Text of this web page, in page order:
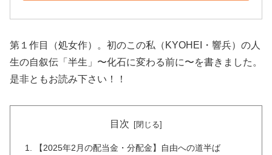
第１作目（処女作）。初のこの私（KYOHEI・響兵）の人
生の自叙伝「半生」〜化石に変わる前に〜を書きました。
是非ともお読み下さい！！
目次
【2025年2月の配当金・分配金】自由への道半ば